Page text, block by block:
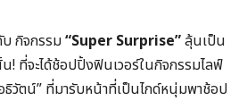
กิจกรรม“Super Surprise”ลุ้นเป็น
! ที่จะได้ช้อปปิ้งฟินเวอร์ในกิจกรรมไลฟ์
วัตน์” ที่มารับหน้าที่เป็นไกด์หนุ่มพาช้อป